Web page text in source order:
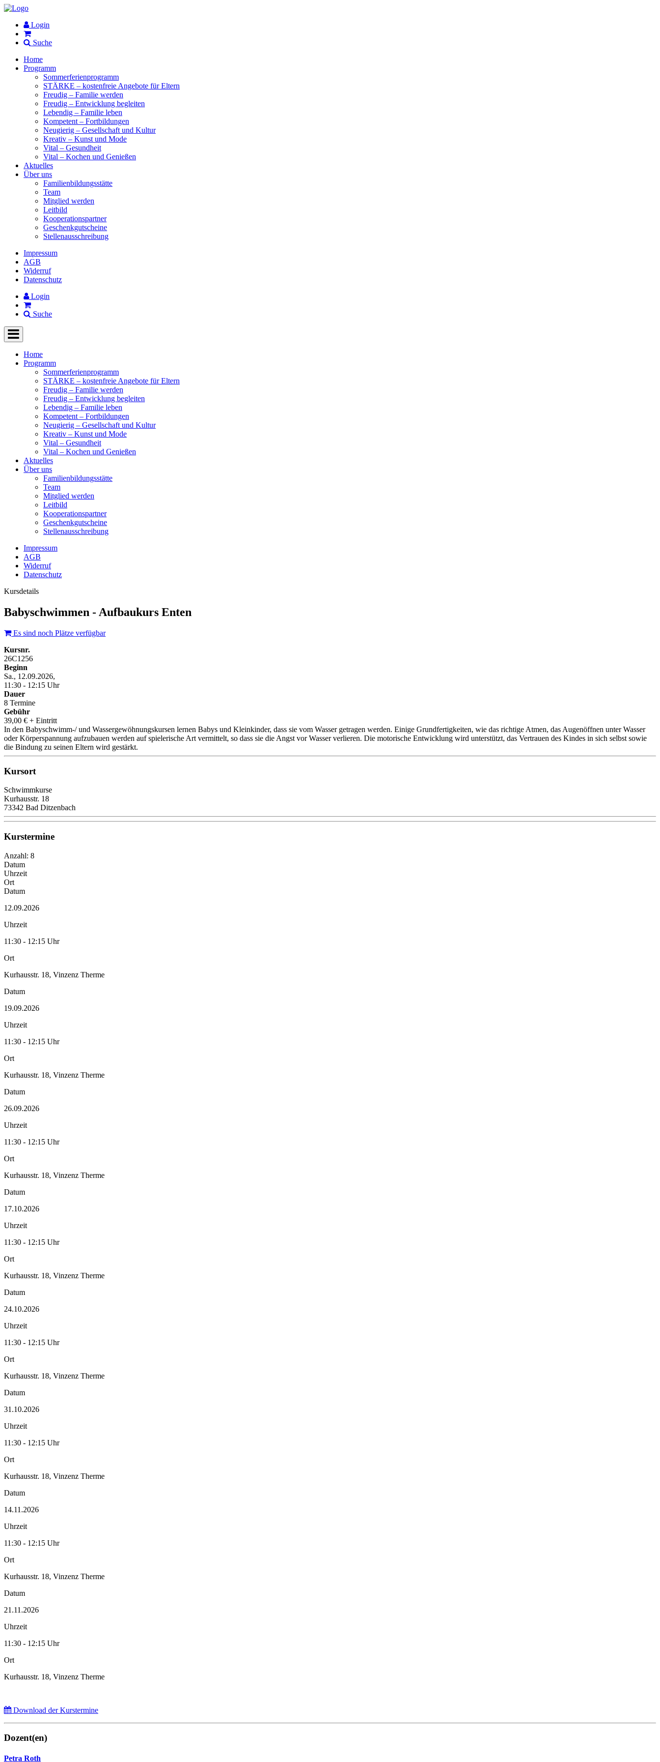
Login
Suche
Home
Programm
Sommerferienprogramm
STÄRKE – kostenfreie Angebote für Eltern
Freudig – Familie werden
Freudig – Entwicklung begleiten
Lebendig – Familie leben
Kompetent – Fortbildungen
Neugierig – Gesellschaft und Kultur
Kreativ – Kunst und Mode
Vital – Gesundheit
Vital – Kochen und Genießen
Aktuelles
Über uns
Familienbildungsstätte
Team
Mitglied werden
Leitbild
Kooperationspartner
Geschenkgutscheine
Stellenausschreibung
Impressum
AGB
Widerruf
Datenschutz
Login
Suche
Home
Programm
Sommerferienprogramm
STÄRKE – kostenfreie Angebote für Eltern
Freudig – Familie werden
Freudig – Entwicklung begleiten
Lebendig – Familie leben
Kompetent – Fortbildungen
Neugierig – Gesellschaft und Kultur
Kreativ – Kunst und Mode
Vital – Gesundheit
Vital – Kochen und Genießen
Aktuelles
Über uns
Familienbildungsstätte
Team
Mitglied werden
Leitbild
Kooperationspartner
Geschenkgutscheine
Stellenausschreibung
Impressum
AGB
Widerruf
Datenschutz
Kursdetails
Babyschwimmen - Aufbaukurs Enten
Es sind noch Plätze verfügbar
Kursnr.
26C1256
Beginn
Sa., 12.09.2026,
11:30 - 12:15 Uhr
Dauer
8 Termine
Gebühr
39,00 € + Eintritt
In den Babyschwimm-/ und Wassergewöhnungskursen lernen Babys und Kleinkinder, dass sie vom Wasser getragen werden. Einige Grundfertigkeiten, wie das richtige Atmen, das Augenöffnen unter Wasser
oder Körperspannung aufzubauen werden auf spielerische Art vermittelt, so dass sie die Angst vor Wasser verlieren. Die motorische Entwicklung wird unterstützt, das Vertrauen des Kindes in sich selbst sowie
die Bindung zu seinen Eltern wird gestärkt.
Kursort
Schwimmkurse
Kurhausstr. 18
73342 Bad Ditzenbach
Kurstermine
Anzahl: 8
Datum
Uhrzeit
Ort
Datum
12.09.2026
Uhrzeit
11:30 - 12:15 Uhr
Ort
Kurhausstr. 18, Vinzenz Therme
Datum
19.09.2026
Uhrzeit
11:30 - 12:15 Uhr
Ort
Kurhausstr. 18, Vinzenz Therme
Datum
26.09.2026
Uhrzeit
11:30 - 12:15 Uhr
Ort
Kurhausstr. 18, Vinzenz Therme
Datum
17.10.2026
Uhrzeit
11:30 - 12:15 Uhr
Ort
Kurhausstr. 18, Vinzenz Therme
Datum
24.10.2026
Uhrzeit
11:30 - 12:15 Uhr
Ort
Kurhausstr. 18, Vinzenz Therme
Datum
31.10.2026
Uhrzeit
11:30 - 12:15 Uhr
Ort
Kurhausstr. 18, Vinzenz Therme
Datum
14.11.2026
Uhrzeit
11:30 - 12:15 Uhr
Ort
Kurhausstr. 18, Vinzenz Therme
Datum
21.11.2026
Uhrzeit
11:30 - 12:15 Uhr
Ort
Kurhausstr. 18, Vinzenz Therme
Download der Kurstermine
Dozent(en)
Petra Roth